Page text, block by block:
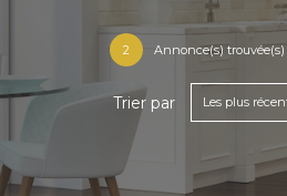
2 Annonce(s) trouvée(s)
Trier par Les plus